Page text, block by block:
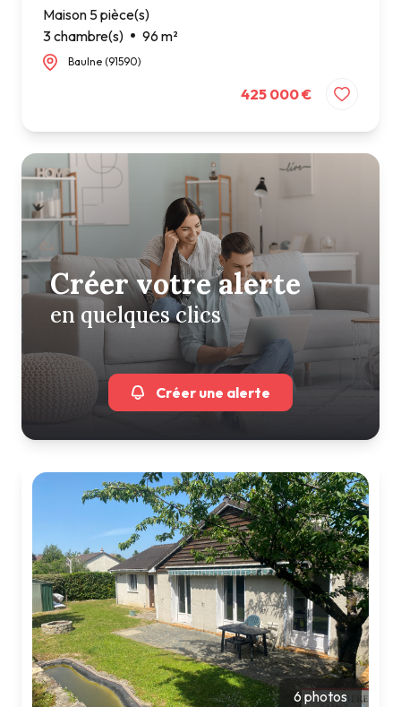
Maison 5 pièce(s)
3 chambre(s)
96 m²
Baulne (91590)
425 000 €
Créer votre alerte
en quelques clics
Créer une alerte
6 photos